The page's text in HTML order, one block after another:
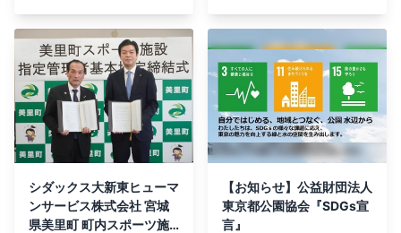
シダックス大新東ヒューマ
ンサービス株式会社 宮城
県美里町 町内スポーツ施
【お知らせ】公益財団法人
東京都公園協会『SDGs宣
言』